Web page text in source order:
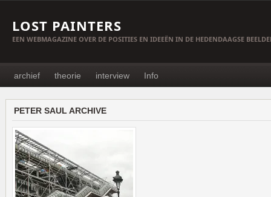
LOST PAINTERS
EEN WEBMAGAZINE OVER DE POSITIES EN IDEEËN IN DE HEDENDAAGSE
archief theorie interview Info
PETER SAUL ARCHIVE